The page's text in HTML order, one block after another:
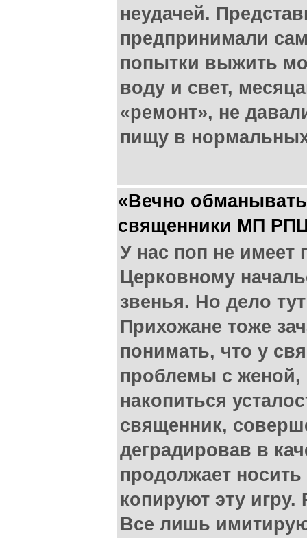
неудачей.
предпринимали
попытки выжить
воду и свет,
«ремонт», не
пищу в
«Вечно
священники МП
У нас поп не имеет
Церковному
звенья. Но дело
Прихожане тоже
понимать, что у
проблемы с женой,
накопиться
священник,
деградировав в
продолжает
копируют эту
Все лишь